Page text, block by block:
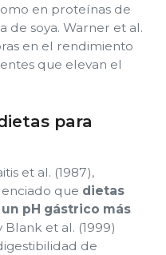
en proteínas de
de soya. Warner et al.
en el rendimiento
que elevan el
para
et al. (1987),
que dietas
pH gástrico más
Blank et al. (1999)
de